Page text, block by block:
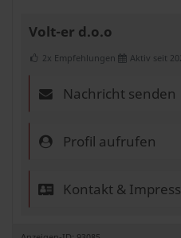
Volt-er d.o.o
2x Empfehlungen Aktiv seit
Nachricht senden
Profil aufrufen
Kontakt &